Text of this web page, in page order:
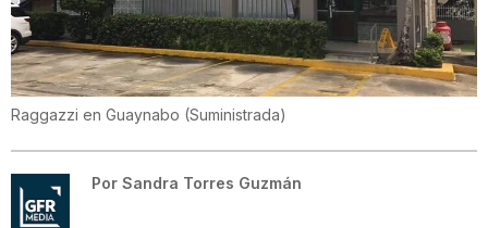
Raggazzi en Guaynabo (Suministrada)
Por Sandra Torres Guzmán